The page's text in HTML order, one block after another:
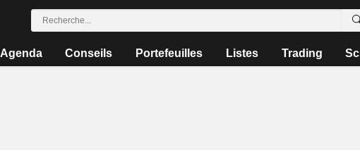
Agenda Conseils Portefeuilles Listes Trading